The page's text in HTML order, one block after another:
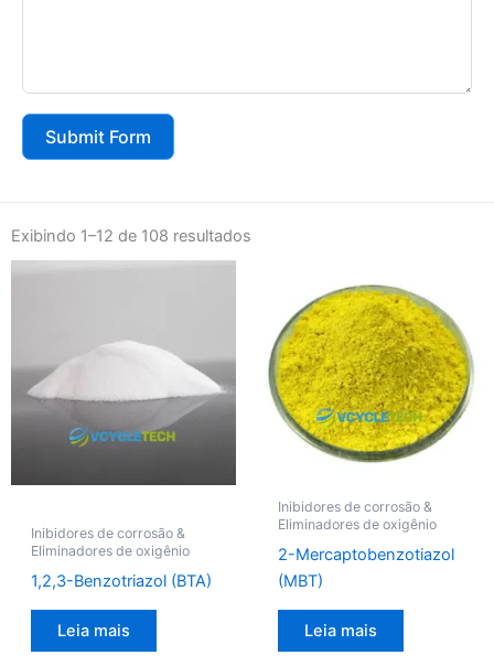
Submit Form
Exibindo 1–12 de 108 resultados
Inibidores de corrosão &
Eliminadores de oxigênio
1,2,3-Benzotriazol (BTA)
Leia mais
Inibidores de corrosão &
Eliminadores de oxigênio
2-Mercaptobenzotiazol
(MBT)
Leia mais